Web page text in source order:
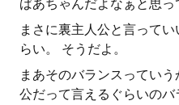
ばあちゃんだよなぁと思っ
まさに裏主人公と言って
らい。 そうだよ。
まあそのバランスってい
公だって言えるぐらいの